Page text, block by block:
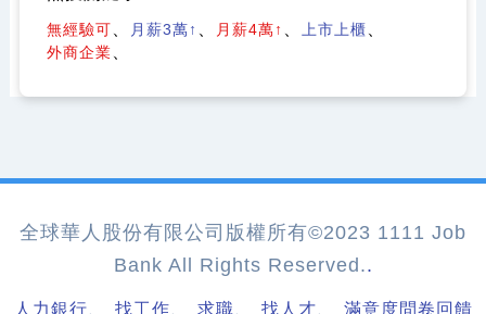
無經驗可 月薪3萬↑ 月薪4萬↑
上市上櫃
外商企業
全球華人股份有限公司版權所有©2023 1111 Job
Bank All Rights Reserved..
人力銀行、 找工作、 求職、 找人才、 滿意度問卷回饋